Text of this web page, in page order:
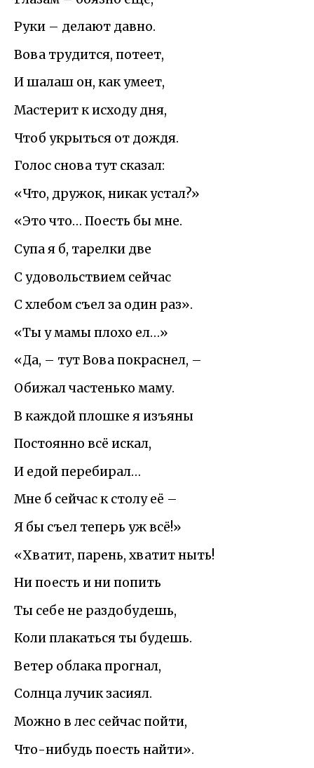
Руки – делают давно.
Вова трудится, потеет,
И шалаш он, как умеет,
Мастерит к исходу дня,
Чтоб укрыться от дождя.
Голос снова тут сказал:
«Что, дружок, никак устал?»
«Это что… Поесть бы мне.
Супа я б, тарелки две
С удовольствием сейчас
С хлебом съел за один раз».
«Ты у мамы плохо ел…»
«Да, – тут Вова покраснел, –
Обижал частенько маму.
В каждой плошке я изъяны
Постоянно всё искал,
И едой перебирал…
Мне б сейчас к столу её –
Я бы съел теперь уж всё!»
«Хватит, парень, хватит ныть!
Ни поесть и ни попить
Ты себе не раздобудешь,
Коли плакаться ты будешь.
Ветер облака прогнал,
Солнца лучик засиял.
Можно в лес сейчас пойти,
Что-нибудь поесть найти».